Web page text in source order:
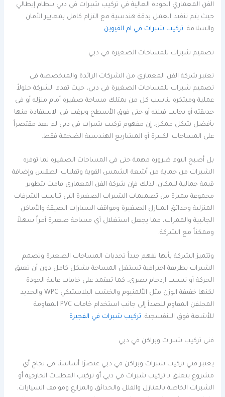
الفن المعماري الجودة العالية في تركيب شبرات في دبي بنظام إيطالي
حيث يتم تنفيذ العمل بدقة هندسية مع التزام كامل بمعايير الأمان
والسلامة. تركيب شبرات في ام القيوين
تصميم شبرات للمساحات الصغيرة في دبي
تعتبر شركة الفن المعماري من الشركات الرائدة والمتخصصة في
تصميم شبرات للمساحات الصغيرة في دبي، حيث تقدم الشركة حلولاً
عملية ومبتكرة تناسب كل من يمتلك مساحة صغيرة أمام منزله أو في
حديقته أو بجانب فيلته أو حتى فوق الأسطح ويرغب في الاستفادة منها
بأفضل شكل ممكن. إن مفهوم تركيب شبرات في دبي لم يعد مقتصراً
على المساحات الكبيرة أو المشاريع الهندسية الضخمة فقط.
بل أصبح اليوم ضرورة مهمة حتى في المساحات الصغيرة لما توفره
الشبرات من حماية من أشعة الشمس القوية وتقلبات الطقس وإضافة
قيمة جمالية للمكان. لذلك فإن شركة الفن المعماري قامت بتطوير
مجموعة مميزة من تصميمات الشبرات الصغيرة التي تناسب الشرفات
المنزلية وحدائق المنازل الصغيرة ومواقف السيارات الضيقة والأماكن
الجانبية والممرات، مما يجعل استغلال أي مساحة صغيرة أمراً سهلاً
وممكناً مع الشركة.
وتتميز الشركة بأنها تفهم جيداً تحديات المساحات الصغيرة وتصمم
الشبرات بطريقة احترافية تستغل المساحة بشكل كامل دون أن تعيق
الحركة أو تسبب ازدحام بصري، كما تعتمد على خامات عالية الجودة
لكنها خفيفة الوزن مثل الألمنيوم والخشب البلاستيكي WPC والحديد
المجلفن المقاوم للصدأ إلى جانب استخدام خامات PVC المقاومة
للأشعة فوق البنفسجية. تركيب شبرات في الفجيرة
فنى تركيب شبرات وبراكن في دبي
يعتبر فني تركيب شبرات وبراكن في دبي عنصرًا أساسيًا في نجاح أي
مشروع يتعلق بـ تركيب شبرات في دبي أو تركيب المظلات الخارجية أو
الشبرات الخاصة بالمنازل والفلل والحدائق والمزارع ومواقف السيارات.